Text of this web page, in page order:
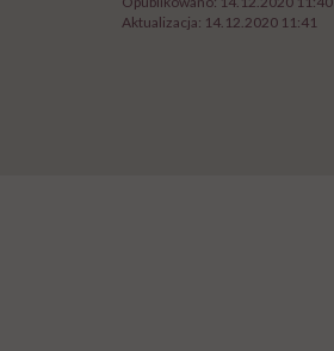
Aktualizacja: 14.12.2020 11:41